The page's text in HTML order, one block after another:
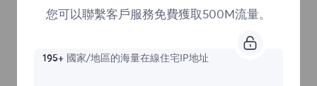
您可以聯繫客戶服務免費獲取500M流量。
195+國家/地區的海量在線住宅IP地址